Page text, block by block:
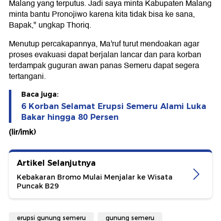
Malang yang terputus. Jadi saya minta Kabupaten Malang
minta bantu Pronojiwo karena kita tidak bisa ke sana,
Bapak," ungkap Thoriq.
Menutup percakapannya, Ma'ruf turut mendoakan agar
proses evakuasi dapat berjalan lancar dan para korban
terdampak guguran awan panas Semeru dapat segera
tertangani.
Baca juga:
6 Korban Selamat Erupsi Semeru Alami Luka
Bakar hingga 80 Persen
(lir/imk)
Artikel Selanjutnya
Kebakaran Bromo Mulai Menjalar ke Wisata
Puncak B29
erupsi gunung semeru gunung semeru